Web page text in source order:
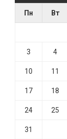
Пн Вт
3 4
10 11
17 18
24 25
31